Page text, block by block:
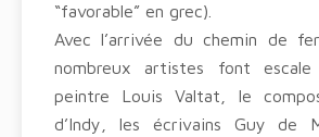
“favorable” en grec).
Avec l’arrivée du chemin de
nombreux artistes font
peintre Louis Valtat, le
d’Indy, les écrivains Guy de